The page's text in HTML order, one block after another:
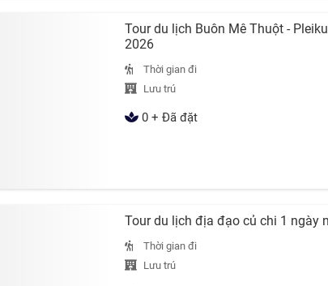
Tour du lịch Buôn Mê Thuột -
2026
Thời gian đi
Lưu trú
0 + Đã đặt
Tour du lịch địa đạo củ chi 1 ngày
Thời gian đi
Lưu trú